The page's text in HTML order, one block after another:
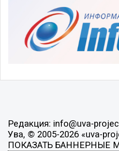
Редакция: info@uva-
Ува, © 2005-2026 «uva-
ПОКАЗАТЬ БАННЕРНЫЕ